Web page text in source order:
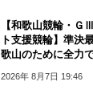
【和歌山競輪・Ｇ
ト支援競輪】準決
歌山のために全力で
2026年 8月7日 19:46